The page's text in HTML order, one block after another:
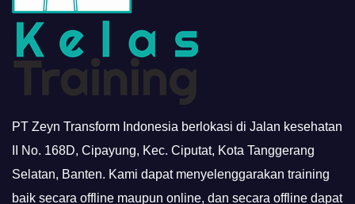
PT Zeyn Transform Indonesia berlokasi di Jalan kesehatan
II No. 168D, Cipayung, Kec. Ciputat, Kota Tanggerang
Selatan, Banten. Kami dapat menyelenggarakan training
baik secara offline maupun online, dan secara offline dapat